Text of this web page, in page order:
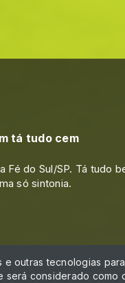
tá tudo cem
Fé do Sul/SP. Tá tudo
só sintonia.
e outras tecnologias
será considerado como